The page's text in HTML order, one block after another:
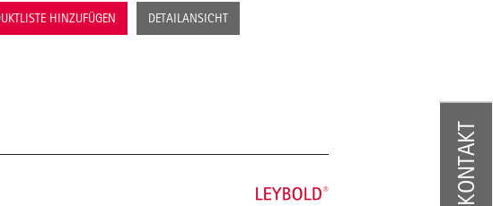
HINZUFÜGEN DETAILANSICHT
KONTAKT